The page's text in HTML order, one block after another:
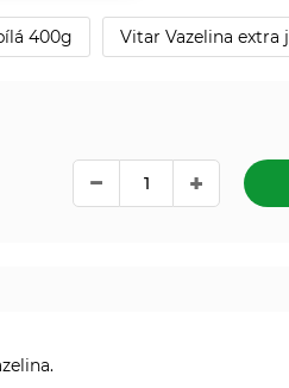
400g Vitar Vazelina extra